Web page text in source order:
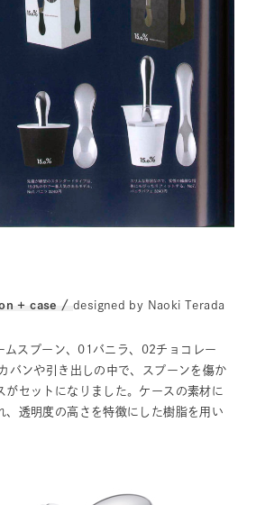
+ case / designed by Naoki Terada
ムスプーン、01バニラ、02チョコレー
バンや引き出しの中で、スプーンを傷か
がセットになりました。ケースの素材に
、透明度の高さを特徴にした樹脂を用い